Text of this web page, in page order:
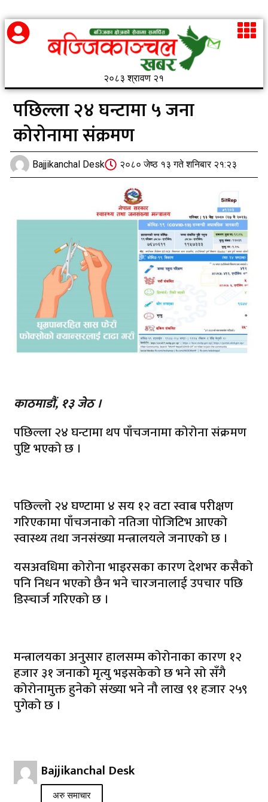
२०८३ श्रावण २१
पछिल्ला २४ घन्टामा ५ जना
कोरोनामा संक्रमण
Bajjikanchal Desk २०८० जेष्ठ १३ गते शनिबार २१:२३
काठमाडौं, १३ जेठ ।
पछिल्ला २४ घन्टामा थप पाँचजनामा कोरोना संक्रमण
पुष्टि भएको छ ।
पछिल्लो २४ घण्टामा ४ सय १२ वटा स्वाब परीक्षण
गरिएकामा पाँचजनाको नतिजा पोजिटिभ आएको
स्वास्थ्य तथा जनसंख्या मन्त्रालयले जनाएको छ ।
यसअवधिमा कोरोना भाइरसका कारण देशभर कसैको
पनि निधन भएको छैन भने चारजनालाई उपचार पछि
डिस्चार्ज गरिएको छ ।
मन्त्रालयका अनुसार हालसम्म कोरोनाका कारण १२
हजार ३१ जनाको मृत्यु भइसकेको छ भने सो सँगै
कोरोनामुक्त हुनेको संख्या भने नौ लाख ९१ हजार २५९
पुगेको छ ।
Bajjikanchal Desk
अरु समाचार